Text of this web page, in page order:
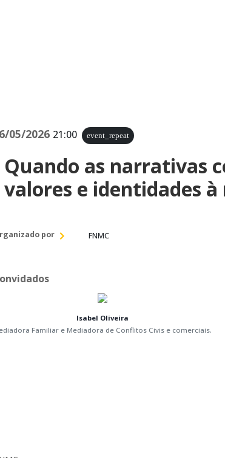
05/2026 21:00 event_repeat
Quando as narrativas
valores e identidades
por FNMC
Isabel Oliveira
Familiar e Mediadora de Conflitos Civis e comerciais.